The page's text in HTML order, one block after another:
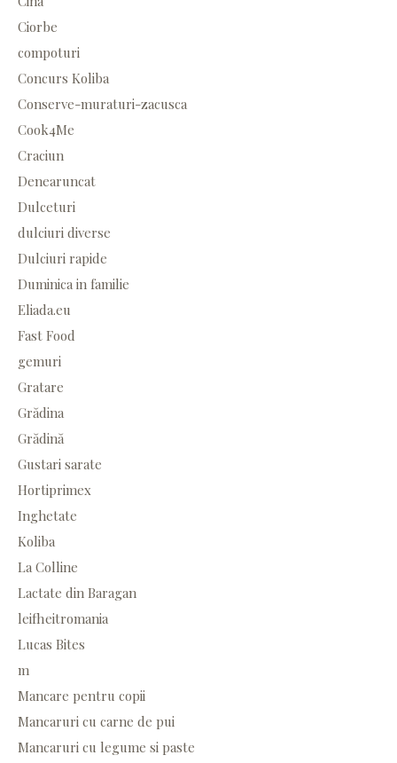
Ciorbe
compoturi
Concurs Koliba
Conserve-muraturi-zacusca
Cook4Me
Craciun
Denearuncat
Dulceturi
dulciuri diverse
Dulciuri rapide
Duminica in familie
Eliada.eu
Fast Food
gemuri
Gratare
Grădina
Grădină
Gustari sarate
Hortiprimex
Inghetate
Koliba
La Colline
Lactate din Baragan
leifheitromania
Lucas Bites
m
Mancare pentru copii
Mancaruri cu carne de pui
Mancaruri cu legume si paste